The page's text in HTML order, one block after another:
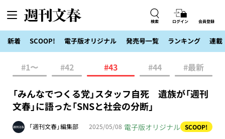
検索 ログイン 会員登録
新着 SCOOP! 電子版オリジナル 発売号一覧 ランキング 連載
#1〜 #42 #43 #44 #最新
「みんなでつくる党」スタッフ自死 遺族が「週刊
文春」に語った「SNSと社会の分断」
「週刊文春」編集部 2025/05/08 電子版オリジナル SCOOP!